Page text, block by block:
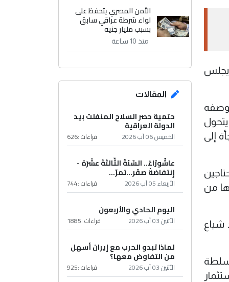
يجلس
بوصفه
إلى
من
شياع
الأمن المصري يتحفظ على
لواء شرطة عراقي سابق
بسبب مليار جنيه
منذ 10 ساعة
المقالات
حتمية حصر السلاح المنفلت بيد
الدولة العراقية
الخميس 06 آب 2026 قراءات :626
عاشُورْاءُ.. السّنَةُ الثّالثةَ عشَرَة -
إِنتفاضةُ صفَر…تمرّ...
الأربعاء 05 آب 2026 قراءات :744
اليوم الحادي والأربعون
الأثنين 03 آب 2026 قراءات :1885
لماذا تبدو الحرب مع إيران أسهل
من التفاوض معها؟
الأثنين 03 آب 2026 قراءات :925